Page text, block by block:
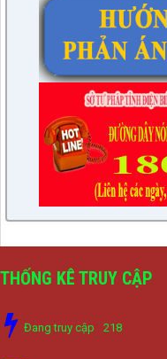
THỐNG KÊ TRUY CẬP
Đang truy cập 218